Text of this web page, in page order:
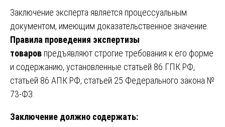
Заключение эксперта является процессуальным
документом, имеющим доказательственное значение.
Правила проведения экспертизы
товаров предъявляют строгие требования к его форме
и содержанию, установленные статьей 86 ГПК РФ,
статьей 86 АПК РФ, статьей 25 Федерального закона №
73-ФЗ.
Заключение должно содержать: